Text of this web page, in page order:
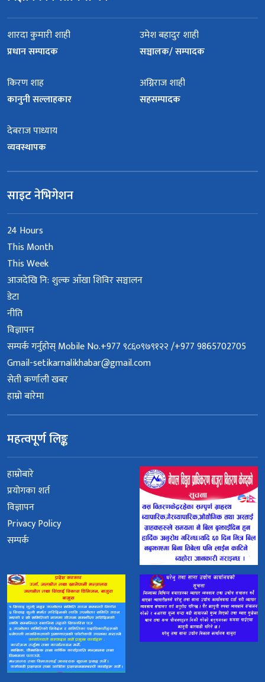
शारदा कुमारी शाही
प्रधान सम्पादक
उमेश बहादुर शाही
सञ्चालक/ सम्पादक
किरण शाह
कानुनी सल्लाहकार
अग्निराज शाही
सहसम्पादक
देबराज पाध्याय
व्यवस्थापक
साइट नेभिगेशन
24 Hours
This Month
This Week
आजदेखि नि: शुल्क आँखा शिविर सञ्चालन
डेटा
नीति
विज्ञापन
सम्पर्क गर्नुहोस् Mobile No.+977 ९८६०९७९१२२ /+977 9865702705
Gmail-setikarnalikhabar@gmail.com
सेती कर्णाली खबर
हाम्रो बारेमा
महत्वपूर्ण लिङ्क
हाम्रोबारे
प्रयोगका शर्त
विज्ञापन
Privacy Policy
सम्पर्क